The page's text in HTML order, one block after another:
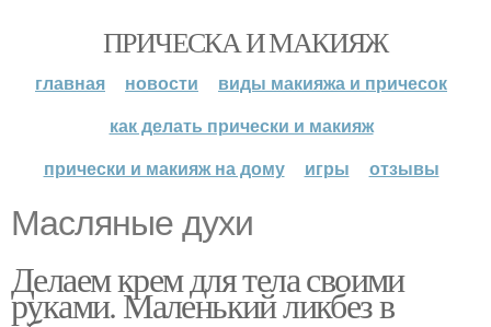
ПРИЧЕСКА И МАКИЯЖ
главная новости
виды макияжа и причесок
как делать прически и макияж
прически и макияж на дому
игры отзывы
Масляные духи
Делаем крем для тела своими
руками. Маленький ликбез в